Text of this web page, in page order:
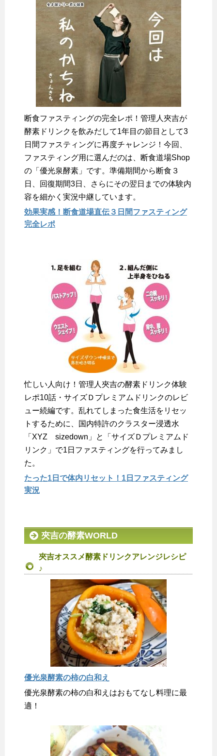
断食ファスティングの完全レポ！管理人夾吉が
酵素ドリンクを飲みだして1年目の節目として3
日間ファスティングに再度チャレンジ！今回、
ファスティング用に選んだのは、断食道場Shop
の「優光泉酵素」です。準備期間から断食３
日、回復期間3日、さらにその翌日までの体験内
容を細かく実況中継しています。
効果実感！断食道場直伝３日間ファスティング
完全レポ
忙しい人向け！管理人夾吉の酵素ドリンク体験
レポ10話・サイズＤプレミアムドリンクのレビ
ュー続編です。乱れてしまった食生活をリセッ
トするために、国内特許のクラスター浸透水
「XYZ sizedown」と「サイズＤプレミアムド
リンク」で1日ファスティングを行ってみまし
た。
たった1日で体内リセット！1日ファスティング
実況
夾吉の酵素WORLD
夾吉オススメ酵素ドリンクアレンジレシピ
♪
優光泉酵素の柿の白和え
優光泉酵素の柿の白和えはおもてなし料理に最
適！